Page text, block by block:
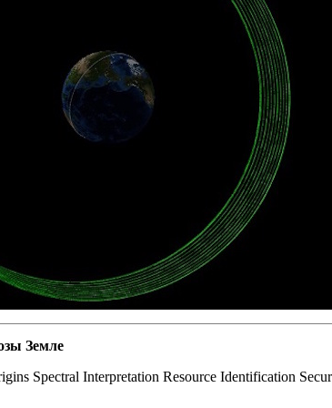
Земле
Spectral Interpretation Resource Identification